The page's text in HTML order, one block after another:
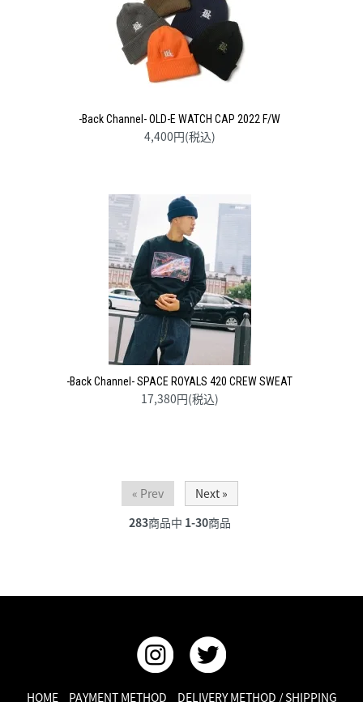
-Back Channel- OLD-E WATCH CAP 2022 F/W
4,400円(税込)
-Back Channel- SPACE ROYALS 420 CREW SWEAT
17,380円(税込)
« Prev
Next »
283商品中 1-30商品
HOME PAYMENT METHOD DELIVERY METHOD / SHIPPING